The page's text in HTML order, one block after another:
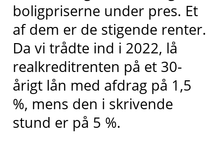
boligpriserne under pres. Et
af dem er de stigende renter.
Da vi trådte ind i 2022, lå
realkreditrenten på et 30-
årigt lån med afdrag på 1,5
%, mens den i skrivende
stund er på 5 %.